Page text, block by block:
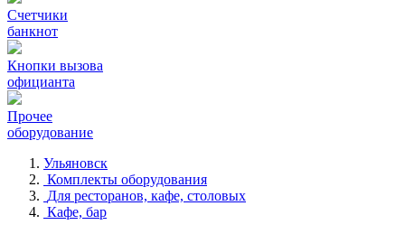
Счетчики
банкнот
Кнопки вызова
официанта
Прочее
оборудование
Ульяновск
Комплекты оборудования
Для ресторанов, кафе, столовых
Кафе, бар